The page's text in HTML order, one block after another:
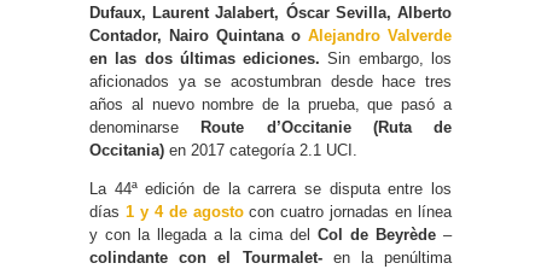
Dufaux, Laurent Jalabert, Óscar Sevilla, Alberto
Contador, Nairo Quintana o Alejandro Valverde
en las dos últimas ediciones. Sin embargo, los
aficionados ya se acostumbran desde hace tres
años al nuevo nombre de la prueba, que pasó a
denominarse
Route d’Occitanie (Ruta de
Occitania) en 2017 categoría 2.1 UCI.
La 44ª edición de la carrera se disputa entre los
días 1 y 4 de agostocon cuatro jornadas en línea
y con la llegada a la cima del Col de Beyrède –
colindante con el Tourmalet-en la penúltima